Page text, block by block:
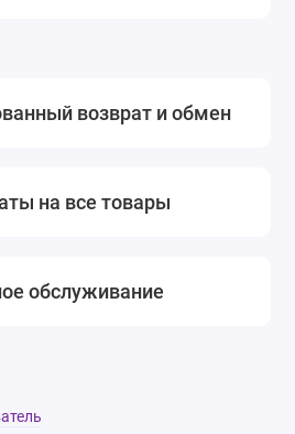
возврат и обмен
на все товары
обслуживание